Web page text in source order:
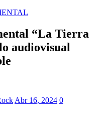
“La Tierra
audiovisual
Abr 16, 2024 0